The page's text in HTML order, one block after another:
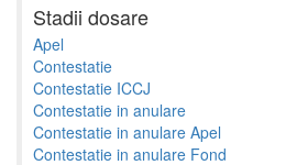
Stadii dosare
Apel
Contestatie
Contestatie ICCJ
Contestatie in anulare
Contestatie in anulare Apel
Contestatie in anulare Fond